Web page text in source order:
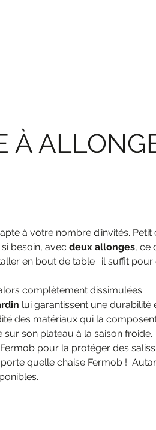
À
à votre nombre d’invités.
si besoin, avecdeux allonges, ce
en bout de table : il suffit
complètement dissimulées.
lui garantissent une
des matériaux qui la
sur son plateau à la saison froide.
pour la protéger des
quelle chaise Fermob !